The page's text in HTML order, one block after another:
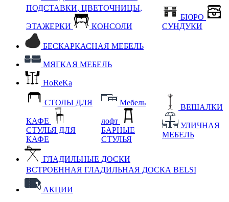
ПОДСТАВКИ, ЦВЕТОЧНИЦЫ,
ЭТАЖЕРКИ КОНСОЛИ
БЮРО
СУНДУКИ
БЕСКАРКАСНАЯ МЕБЕЛЬ
МЯГКАЯ МЕБЕЛЬ
HoReKa
СТОЛЫ ДЛЯ
КАФЕ
СТУЛЬЯ ДЛЯ
КАФЕ
Мебель
лофт
БАРНЫЕ
СТУЛЬЯ
ВЕШАЛКИ
УЛИЧНАЯ
МЕБЕЛЬ
ГЛАДИЛЬНЫЕ ДОСКИ
ВСТРОЕННАЯ ГЛАДИЛЬНАЯ ДОСКА BELSI
АКЦИИ